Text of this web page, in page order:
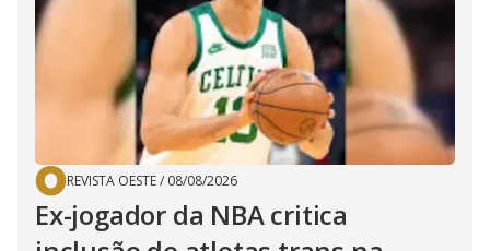
REVISTA OESTE/ 08/08/2026
Ex-jogador da NBA critica